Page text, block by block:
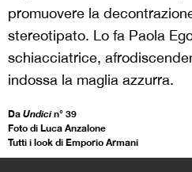
promuovere la
stereotipato. Lo fa Paola
schiacciatrice,
indossa la maglia azzurra.
Da Undicin° 39
Foto di Luca Anzalone
Tutti i look di Emporio Armani